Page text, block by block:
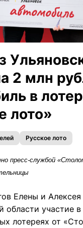
2 млн
в
лото»
Русское лото
пресс-службой
Елены и
области участие в
лотереях от